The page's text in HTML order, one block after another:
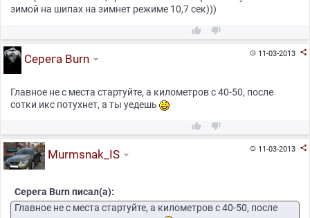
зимой на шипах на зимнет режиме 10,7 сек)))
 
11-03-2013 
Серега Burn
Главное не с места стартуйте, а километров с 40-50, после
сотки икс потухнет, а ты уедешь
 
11-03-2013 
Murmsnak_IS
Серега Burn писал(а):
Главное не с места стартуйте, а километров с 40-50, после